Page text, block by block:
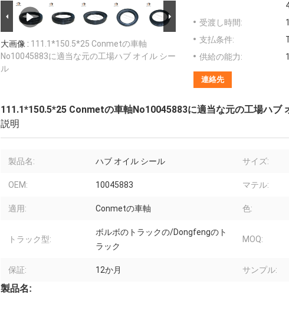
大画像 : 111.1*150.5*25 Conmetの車軸
No10045883に適当な元の工場ハブ オイル シー
ル
受渡し時間:
支払条件:
供給の能力:
連絡先
111.1*150.5*25 Conmetの車軸No10045883に適当な元の工場ハブ
説明
製品名: ハブ オイル シール サイズ:
OEM: 10045883 マテル:
適用: Conmetの車軸 色:
トラック型:
ボルボのトラックの/Dongfengのト
ラック
MOQ:
保証: 12か月 サンプル:
製品名: